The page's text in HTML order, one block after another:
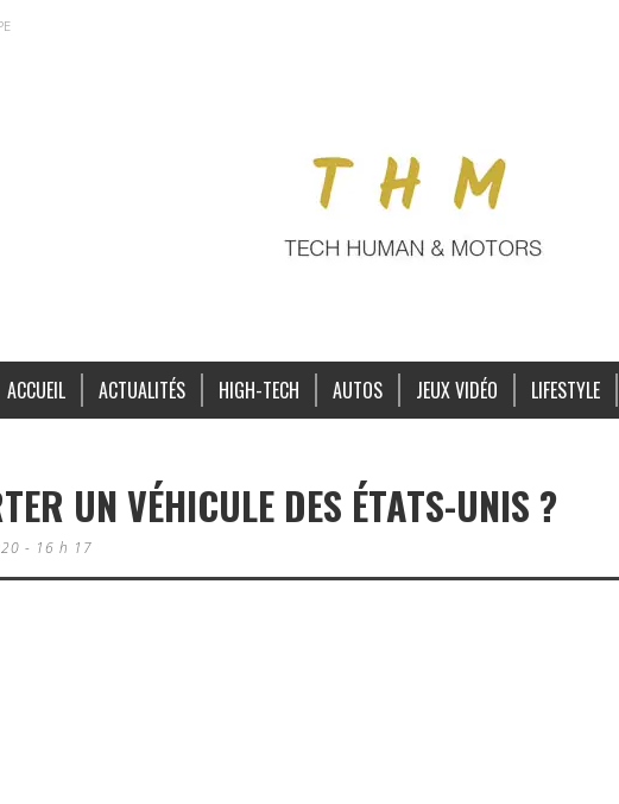
ACCUEIL ACTUALITÉS HIGH-TECH AUTOS JEUX VIDÉO LIFESTYLE
UN VÉHICULE DES ÉTATS-UNIS ?
- 16 h 17